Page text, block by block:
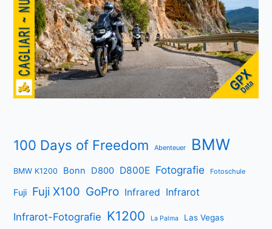
100 Days of Freedom Abenteuer BMW
BMW K1200 Bonn D800 D800E Fotografie Fotoschule
Fuji Fuji X100 GoPro Infrared Infrarot
Infrarot-Fotografie K1200 La Palma Las Vegas